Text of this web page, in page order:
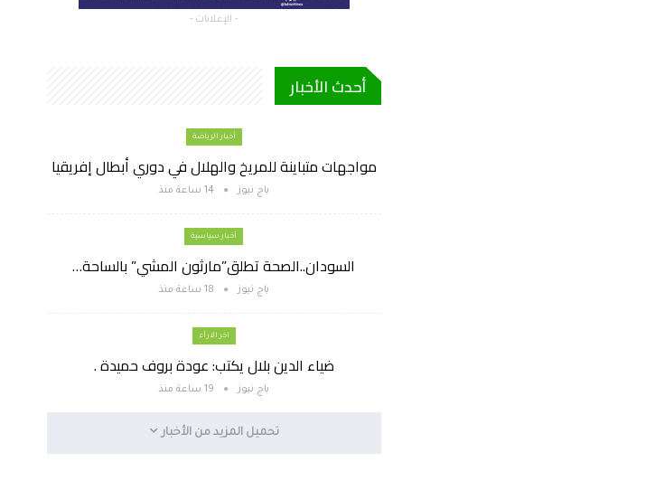
- الإعلانات -
أحدث الأخبار
أخبار الرياضة
مواجهات متباينة للمريخ والهلال في دوري أبطال إفريقيا
باج نيوز 14 ساعة منذ
أخبار سياسية
السودان..الصحة تطلق”مارثون المشي” بالساحة…
باج نيوز 18 ساعة منذ
اخر الارأء
ضياء الدين بلال يكتب: عودة بروف حميدة .
باج نيوز 19 ساعة منذ
تحميل المزيد من الأخبار